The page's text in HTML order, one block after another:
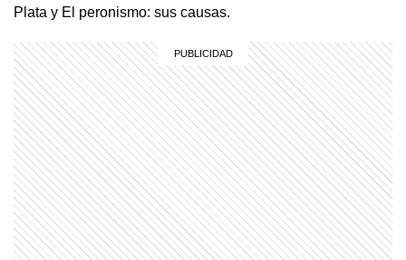
Plata y El peronismo: sus causas.